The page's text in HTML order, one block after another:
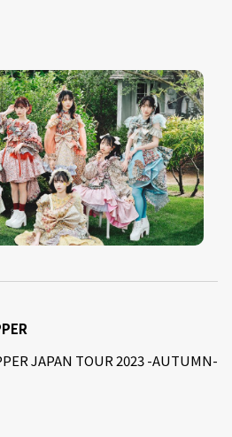
JAPAN TOUR 2023 -AUTUMN-